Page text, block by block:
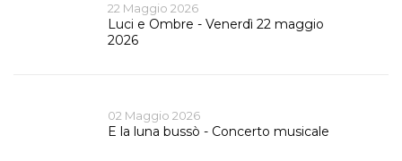
22 Maggio 2026
Luci e Ombre - Venerdì 22 maggio
2026
02 Maggio 2026
E la luna bussò - Concerto musicale